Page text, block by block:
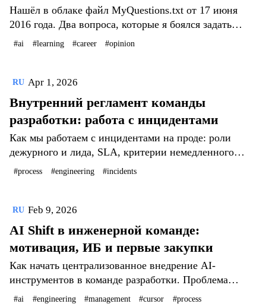
Нашёл в облаке файл MyQuestions.txt от 17 июня
2016 года. Два вопроса, которые я боялся задать
коллегам. История о том, как AI убил культуру
#ai #learning #career #opinion
RU Apr 1, 2026
Внутренний регламент команды
разработки: работа с инцидентами
Как мы работаем с инцидентами на проде: роли
дежурного и лида, SLA, критерии немедленного
фикса, приоритизация и трейсабилити.
#process #engineering #incidents
RU Feb 9, 2026
AI Shift в инженерной команде:
мотивация, ИБ и первые закупки
Как начать централизованное внедрение AI-
инструментов в команде разработки. Проблема
«теневого AI», модель зрелости SDLC AI Integration
#ai #engineering #management #cursor #process